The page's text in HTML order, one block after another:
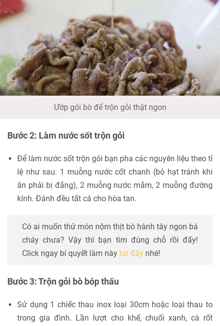
Ướp gỏi bò để trộn gỏi thật ngon
Bước 2: Làm nước sốt trộn gỏi
Để làm nước sốt trộn gỏi bạn pha các nguyên liệu theo tỉ
lệ như sau: 1 muỗng nước cốt chanh (bỏ hạt tránh khi
ăn phải bị đắng), 2 muỗng nước mắm, 2 muỗng đường
kính. Đánh đều tất cả cho hòa tan.
Có ai muốn thử món nộm thịt bò hành tây ngon bá
cháy chưa? Vậy thì bạn tìm đúng chỗ rồi đấy!
Click ngay bí quyết làm này tại đây nhé!
Bước 3: Trộn gỏi bò bóp thấu
Sử dụng 1 chiếc thau inox loại 30cm hoặc loại thau to
trong gia đình. Lần lượt cho khế, chuối xanh, cà rốt